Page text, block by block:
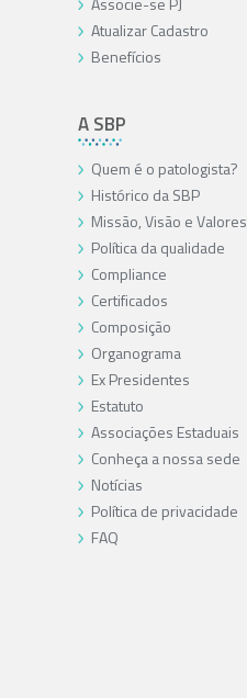
Atualizar Cadastro
Benefícios
A SBP
Quem é o patologista?
Histórico da SBP
Missão, Visão e Valores
Política da qualidade
Compliance
Certificados
Composição
Organograma
Ex Presidentes
Estatuto
Associações Estaduais
Conheça a nossa sede
Notícias
Política de privacidade
FAQ